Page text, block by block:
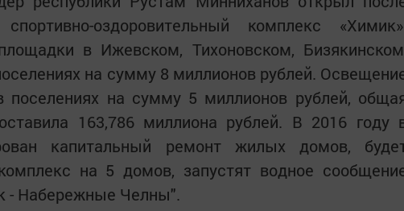
оздоровительный комплекс
в Ижевском, Тихоновском,
на сумму 8 миллионов рублей.
поселениях на сумму 5 миллионов рублей,
163,786 миллиона рублей. В 2016 году
капитальный ремонт жилых домов,
на 5 домов, запустят водное
- Набережные Челны".